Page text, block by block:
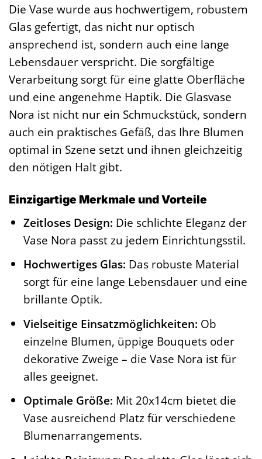
Die Vase wurde aus hochwertigem, robustem
Glas gefertigt, das nicht nur optisch
ansprechend ist, sondern auch eine lange
Lebensdauer verspricht. Die sorgfältige
Verarbeitung sorgt für eine glatte Oberfläche
und eine angenehme Haptik. Die Glasvase
Nora ist nicht nur ein Schmuckstück, sondern
auch ein praktisches Gefäß, das Ihre Blumen
optimal in Szene setzt und ihnen gleichzeitig
den nötigen Halt gibt.
Einzigartige Merkmale und Vorteile
Zeitloses Design: Die schlichte Eleganz der
Vase Nora passt zu jedem Einrichtungsstil.
Hochwertiges Glas: Das robuste Material
sorgt für eine lange Lebensdauer und eine
brillante Optik.
Vielseitige Einsatzmöglichkeiten: Ob
einzelne Blumen, üppige Bouquets oder
dekorative Zweige – die Vase Nora ist für
alles geeignet.
Optimale Größe: Mit 20x14cm bietet die
Vase ausreichend Platz für verschiedene
Blumenarrangements.